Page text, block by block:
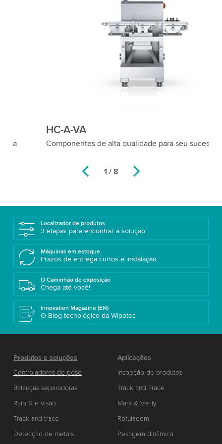
2 / 8
HC-A-VA
Componentes de alta qualidade para seu sucesso
Localizador de produtos
3 etapas para encontrar a solução
Máquinas em estoque
Prazos de entrega curtos e instalação
O Caminhão de exposição
Chega até você!
Innovation Magazine (EN)
O Blog tecnológico da Wipotec
Produtos e soluções
Controladores de peso
Balanças separadoras
Raio X e visão
Track and trace
Detecção de metais
Aplicações
Inspeção de produtos
Track and Trace
Mark & Verify
Rotulagem
Pesagem dinâmica